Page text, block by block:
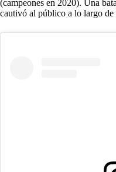
(campeones en 2020). Una
cautivó al público a lo largo de